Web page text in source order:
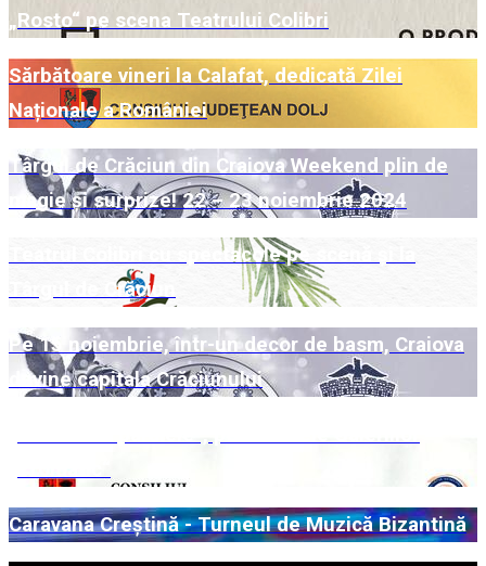
„Rosto“ pe scena Teatrului Colibri
Sărbătoare vineri la Calafat, dedicată Zilei
Naționale a României
Târgul de Crăciun din Craiova Weekend plin de
magie și surprize! 22 – 23 noiembrie 2024
Teatrul Colibri cu spectacole pe scenă și la
Târgul de Crăciun
Pe 15 noiembrie, într-un decor de basm, Craiova
devine capitala Crăciunului
Caravana Creștină - Turneul de Muzică Bizantină